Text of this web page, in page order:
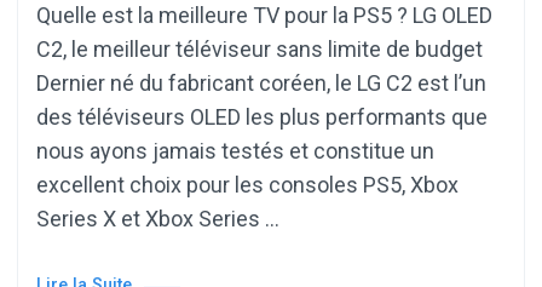
Quelle est la meilleure TV pour la PS5 ? LG OLED
C2, le meilleur téléviseur sans limite de budget
Dernier né du fabricant coréen, le LG C2 est l’un
des téléviseurs OLED les plus performants que
nous ayons jamais testés et constitue un
excellent choix pour les consoles PS5, Xbox
Series X et Xbox Series …